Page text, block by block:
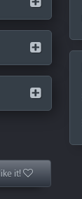
I like it!